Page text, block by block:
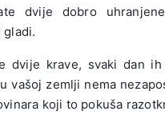
dvije dobro
gladi.
dvije krave, svaki dan
vašoj zemlji nema
koji to pokuša